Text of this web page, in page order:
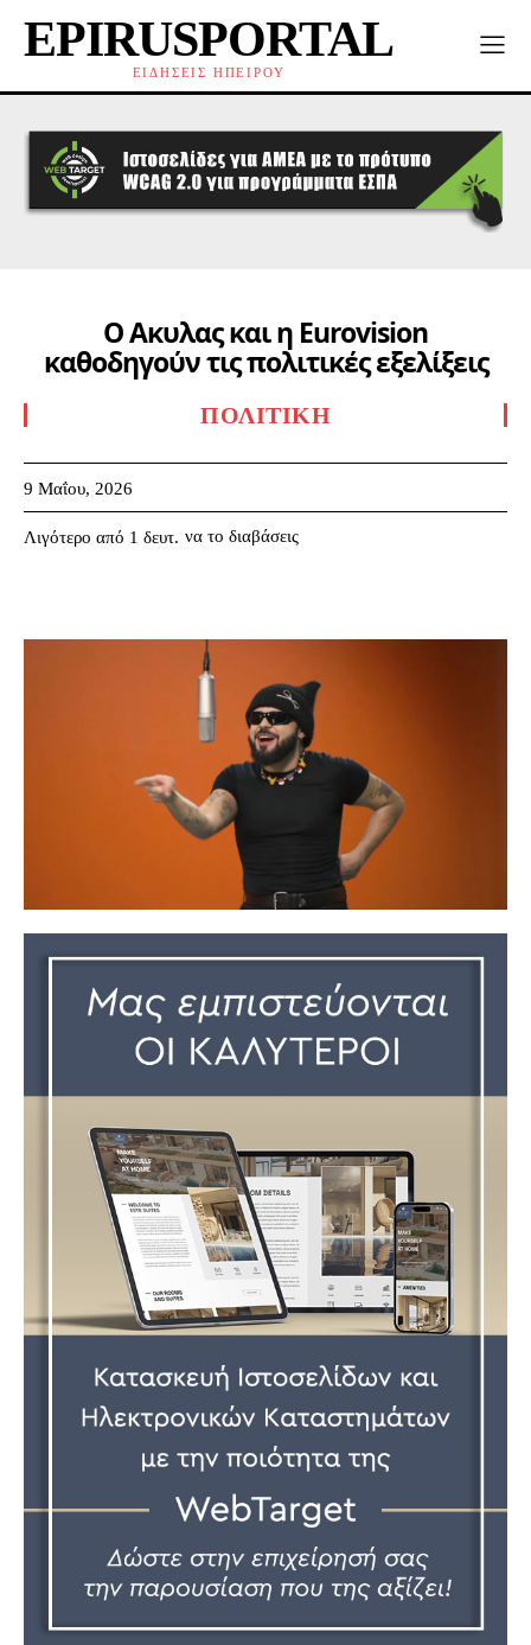
EPIRUSPORTAL
ΕΙΔΗΣΕΙΣ ΗΠΕΙΡΟΥ
Ο Ακυλας και η Eurovision
καθοδηγούν τις πολιτικές εξελίξεις
ΠΟΛΙΤΙΚΉ
9 Μαΐου, 2026
Λιγότερο από 1 δευτ. να το διαβάσεις